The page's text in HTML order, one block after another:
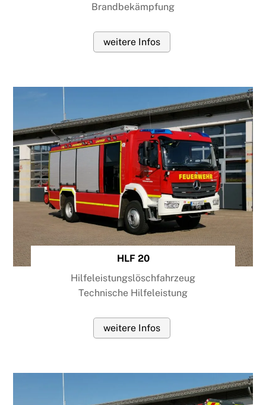
Brandbekämpfung
weitere Infos
HLF 20
Hilfeleistungslöschfahrzeug
Technische Hilfeleistung
weitere Infos